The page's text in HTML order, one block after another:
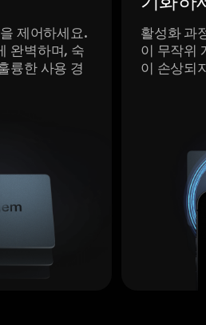
제어하세요.
완벽하며, 숙
륭한 사용 경
활성화 과
이 무작위
이 손상되